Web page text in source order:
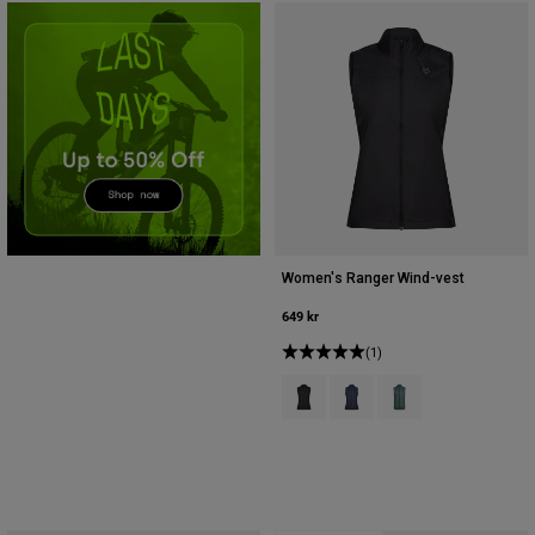
Accessories
All Accessories
Bags & Backpacks
Hats & Caps
Se alle
Women's Ranger Wind-vest
649 kr
(1)
Product swatch type of Sort.
Product swatch type of
Product swatch